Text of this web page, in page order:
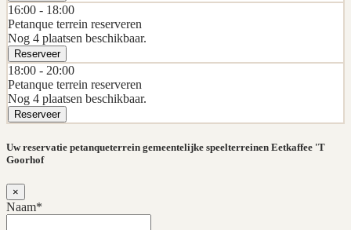
16:00 - 18:00
Petanque terrein reserveren
Nog 4 plaatsen beschikbaar.
Reserveer
18:00 - 20:00
Petanque terrein reserveren
Nog 4 plaatsen beschikbaar.
Reserveer
Uw reservatie petanqueterrein gemeentelijke speelterreinen Eetkaffee 'T
Goorhof
×
Naam*